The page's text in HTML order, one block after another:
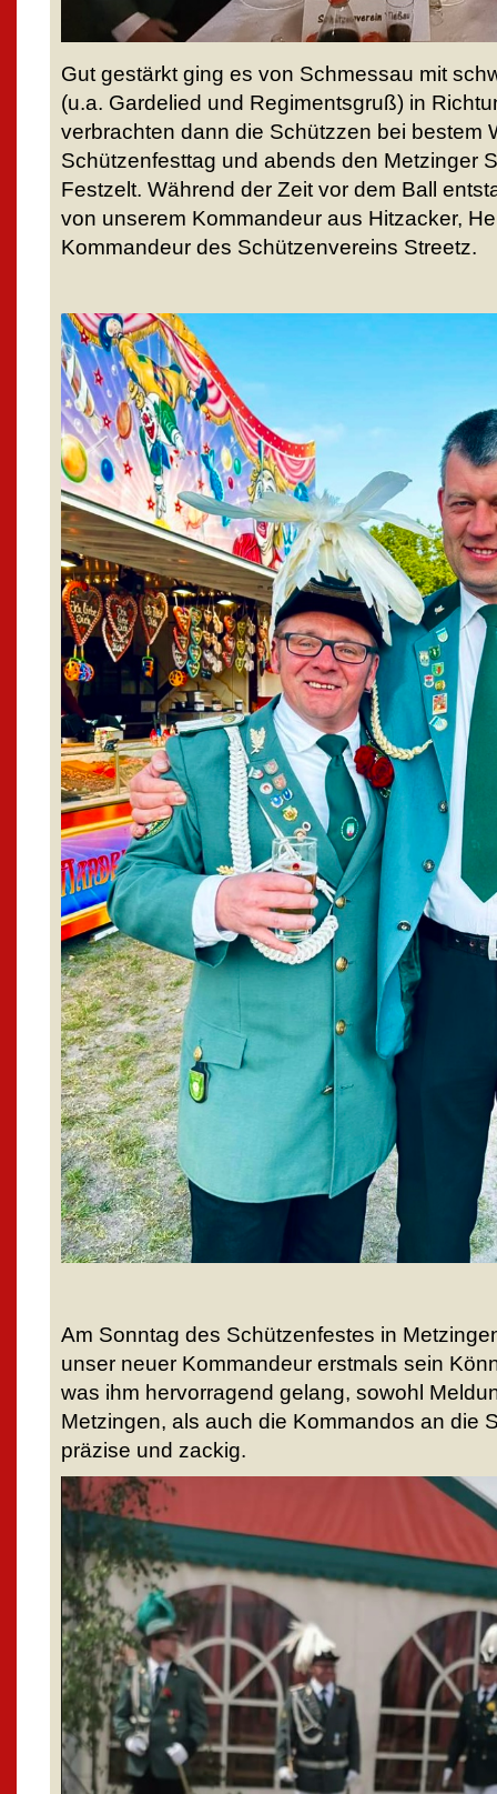
Gut gestärkt ging es von Schmessau mit
(u.a. Gardelied und Regimentsgruß) in
verbrachten dann die Schützzen bei bestem
Schützenfesttag und abends den Metzinger
Festzelt. Während der Zeit vor dem Ball
von unserem Kommandeur aus Hitzacker,
Kommandeur des Schützenvereins Streetz.
Am Sonntag des Schützenfestes in
unser neuer Kommandeur erstmals sein
was ihm hervorragend gelang, sowohl
Metzingen, als auch die Kommandos an die
präzise und zackig.